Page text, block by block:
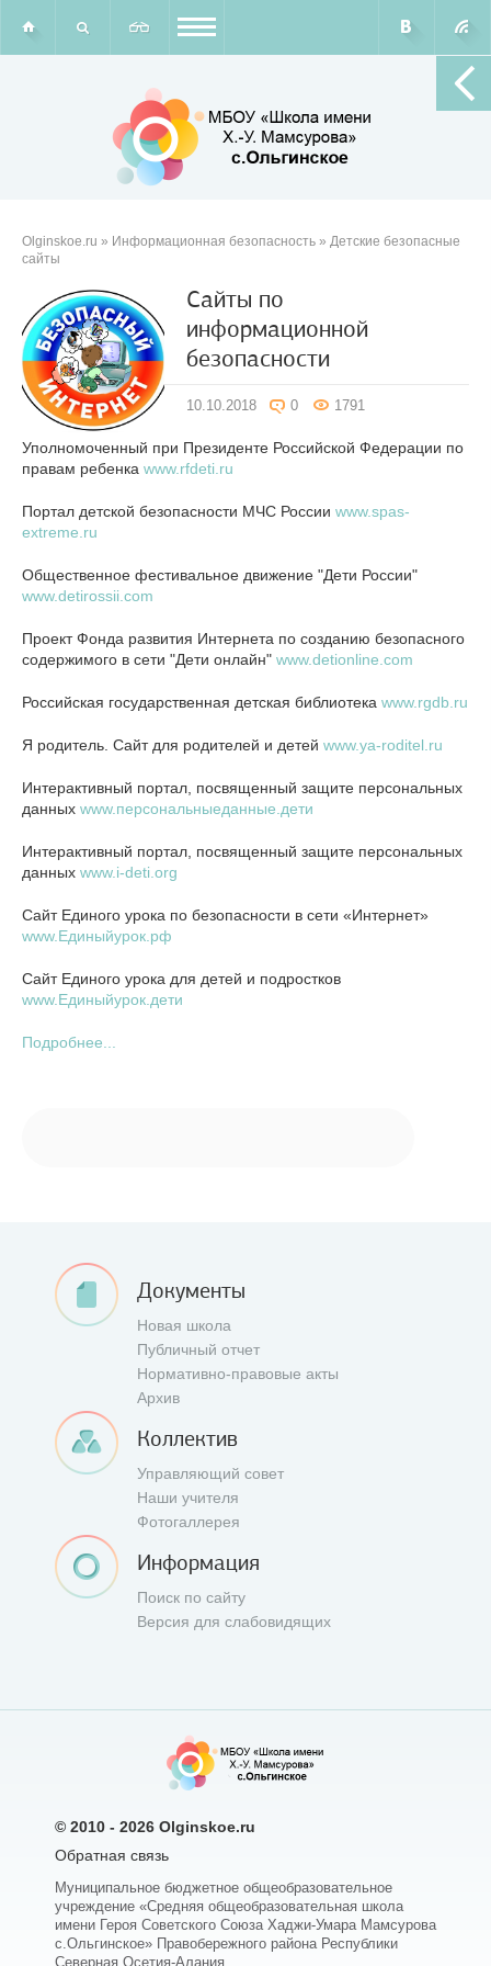
Olginskoe.ru » Информационная безопасность » Детские безопасные
сайты
Сайты по
информационной
безопасности
10.10.2018 0 1791
Уполномоченный при Президенте Российской Федерации по
правам ребенка www.rfdeti.ru
Портал детской безопасности МЧС России www.spas-
extreme.ru
Общественное фестивальное движение "Дети России"
www.detirossii.com
Проект Фонда развития Интернета по созданию безопасного
содержимого в сети "Дети онлайн" www.detionline.com
Российская государственная детская библиотека www.rgdb.ru
Я родитель. Сайт для родителей и детей www.ya-roditel.ru
Интерактивный портал, посвященный защите персональных
данных www.персональныеданные.дети
Интерактивный портал, посвященный защите персональных
данных www.i-deti.org
Сайт Единого урока по безопасности в сети «Интернет»
www.Единыйурок.рф
Сайт Единого урока для детей и подростков
www.Единыйурок.дети
Подробнее...
Документы
Новая школа
Публичный отчет
Нормативно-правовые акты
Архив
Коллектив
Управляющий совет
Наши учителя
Фотогаллерея
Информация
Поиск по сайту
Версия для слабовидящих
© 2010 - 2026 Olginskoe.ru
Обратная связь
Муниципальное бюджетное общеобразовательное
учреждение «Средняя общеобразовательная школа
имени Героя Советского Союза Хаджи-Умара Мамсурова
с.Ольгинское» Правобережного района Республики
Северная Осетия-Алания.